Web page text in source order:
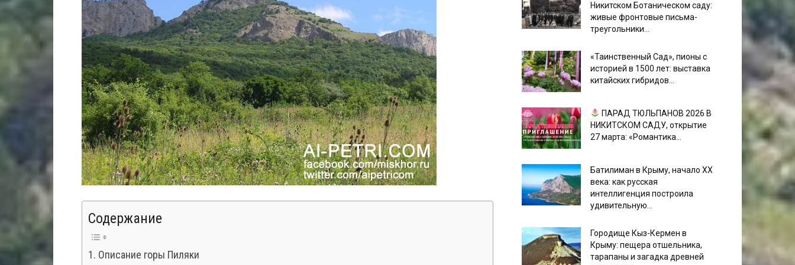
Содержание
Описание горы Пиляки
Никитском Ботаническом саду:
живые фронтовые письма-
треугольники...
«Таинственный Сад», пионы с
историей в 1500 лет: выставка
китайских гибридов...
ПАРАД ТЮЛЬПАНОВ 2026 В
НИКИТСКОМ САДУ, открытие
27 марта: «Романтика...
Батилиман в Крыму, начало XX
века: как русская
интеллигенция построила
удивительную...
Городище Кыз-Кермен в
Крыму: пещера отшельника,
тарапаны и загадка древней